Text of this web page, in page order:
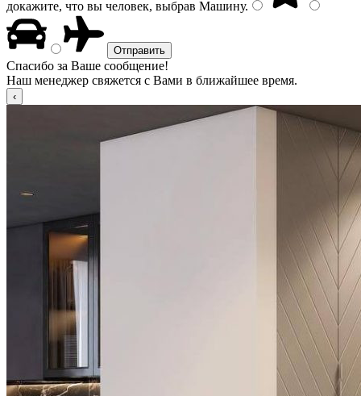
докажите, что вы человек, выбрав Машину.
Спасибо за Ваше сообщение!
Наш менеджер свяжется с Вами в ближайшее время.